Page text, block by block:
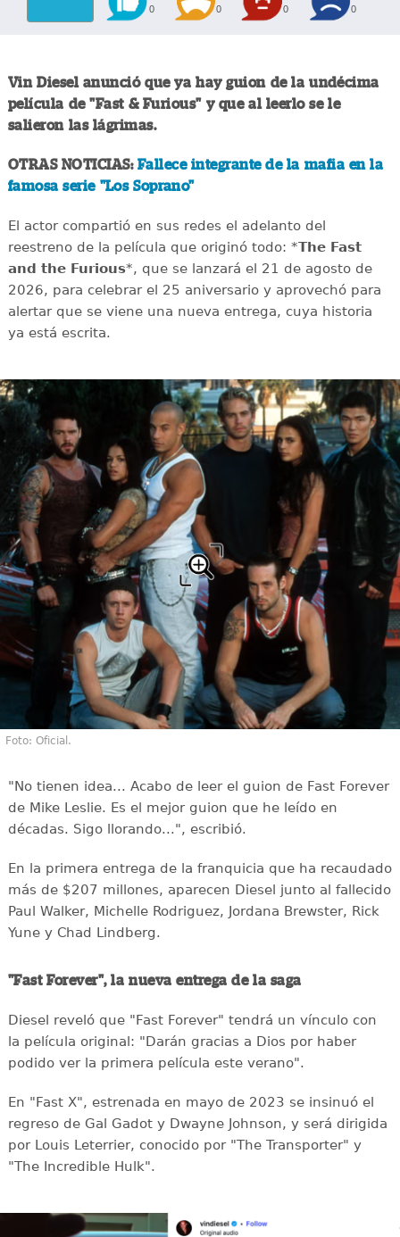
0 0 0 0
Vin Diesel anunció que ya hay guion de la undécima
película de "Fast & Furious" y que al leerlo se le
salieron las lágrimas.
OTRAS NOTICIAS: Fallece integrante de la mafia en la
famosa serie "Los Soprano"
El actor compartió en sus redes el adelanto del
reestreno de la película que originó todo: *The Fast
and the Furious*, que se lanzará el 21 de agosto de
2026, para celebrar el 25 aniversario y aprovechó para
alertar que se viene una nueva entrega, cuya historia
ya está escrita.
Foto: Oficial.
"No tienen idea... Acabo de leer el guion de Fast Forever
de Mike Leslie. Es el mejor guion que he leído en
décadas. Sigo llorando...", escribió.
En la primera entrega de la franquicia que ha recaudado
más de $207 millones, aparecen Diesel junto al fallecido
Paul Walker, Michelle Rodriguez, Jordana Brewster, Rick
Yune y Chad Lindberg.
"Fast Forever", la nueva entrega de la saga
Diesel reveló que "Fast Forever" tendrá un vínculo con
la película original: "Darán gracias a Dios por haber
podido ver la primera película este verano".
En "Fast X", estrenada en mayo de 2023 se insinuó el
regreso de Gal Gadot y Dwayne Johnson, y será dirigida
por Louis Leterrier, conocido por "The Transporter" y
"The Incredible Hulk".